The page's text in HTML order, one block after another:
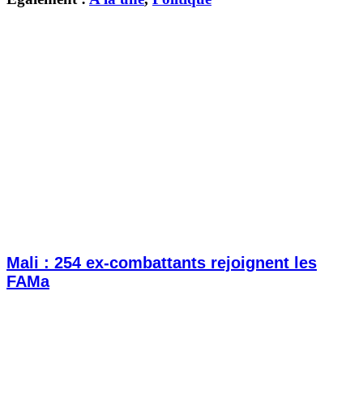
Mali : 254 ex-combattants rejoignent les
FAMa